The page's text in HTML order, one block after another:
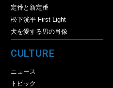
定番と新定番
松下洸平 First Light
犬を愛する男の肖像
CULTURE
ニュース
トピック